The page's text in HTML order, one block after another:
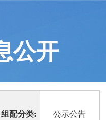
公开
组配分类: 公示公告